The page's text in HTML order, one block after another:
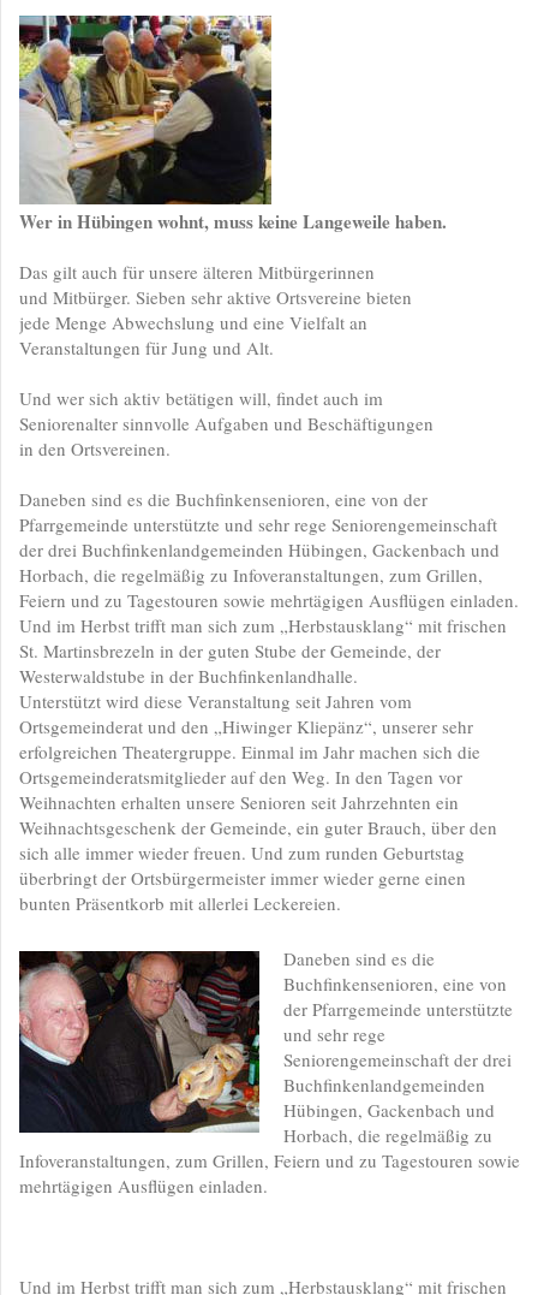
Wer in Hübingen wohnt, muss keine Langeweile haben.
Das gilt auch für unsere älteren Mitbürgerinnen
und Mitbürger. Sieben sehr aktive Ortsvereine bieten
jede Menge Abwechslung und eine Vielfalt an
Veranstaltungen für Jung und Alt.
Und wer sich aktiv betätigen will, findet auch im
Seniorenalter sinnvolle Aufgaben und Beschäftigungen
in den Ortsvereinen.
Daneben sind es die Buchfinkensenioren, eine von der
Pfarrgemeinde unterstützte und sehr rege Seniorengemeinschaft
der drei Buchfinkenlandgemeinden Hübingen, Gackenbach und
Horbach, die regelmäßig zu Infoveranstaltungen, zum Grillen,
Feiern und zu Tagestouren sowie mehrtägigen Ausflügen einladen.
Und im Herbst trifft man sich zum „Herbstausklang“ mit frischen
St. Martinsbrezeln in der guten Stube der Gemeinde, der
Westerwaldstube in der Buchfinkenlandhalle.
Unterstützt wird diese Veranstaltung seit Jahren vom
Ortsgemeinderat und den „Hiwinger Kliepänz“, unserer sehr
erfolgreichen Theatergruppe. Einmal im Jahr machen sich die
Ortsgemeinderatsmitglieder auf den Weg. In den Tagen vor
Weihnachten erhalten unsere Senioren seit Jahrzehnten ein
Weihnachtsgeschenk der Gemeinde, ein guter Brauch, über den
sich alle immer wieder freuen. Und zum runden Geburtstag
überbringt der Ortsbürgermeister immer wieder gerne einen
bunten Präsentkorb mit allerlei Leckereien.
Daneben sind es die
Buchfinkensenioren, eine von
der Pfarrgemeinde unterstützte
und sehr rege
Seniorengemeinschaft der drei
Buchfinkenlandgemeinden
Hübingen, Gackenbach und
Horbach, die regelmäßig zu
Infoveranstaltungen, zum Grillen, Feiern und zu Tagestouren sowie
mehrtägigen Ausflügen einladen.
Und im Herbst trifft man sich zum „Herbstausklang“ mit frischen